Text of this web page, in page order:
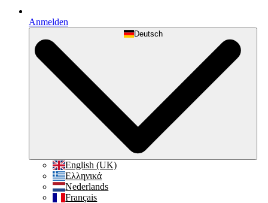
Anmelden
Deutsch
English (UK)
Ελληνικά
Nederlands
Français